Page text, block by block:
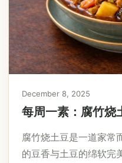
December 8, 2025
每周一素：腐竹烧
腐竹烧土豆是一道家常
的豆香与土豆的绵软完